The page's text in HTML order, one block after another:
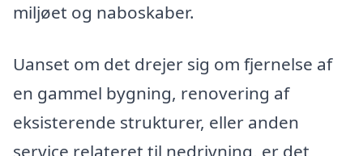
miljøet og naboskaber.
Uanset om det drejer sig om fjernelse af
en gammel bygning, renovering af
eksisterende strukturer, eller anden
service relateret til nedrivning, er det